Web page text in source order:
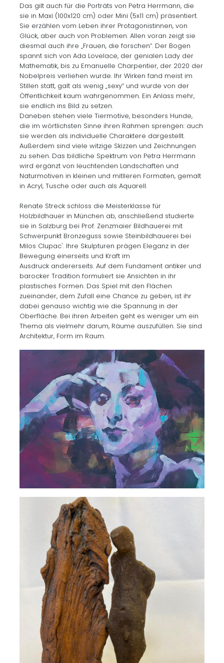
Das gilt auch für die Porträts von Petra Herrmann, die
sie in Maxi (100x120 cm) oder Mini (5x11 cm) präsentiert.
Sie erzählen vom Leben ihrer Protagonistinnen, von
Glück, aber auch von Problemen. Allen voran zeigt sie
diesmal auch ihre „Frauen, die forschen“. Der Bogen
spannt sich von Ada Lovelace, der genialen Lady der
Mathematik, bis zu Emanuelle Charpentier, der 2020 der
Nobelpreis verliehen wurde. Ihr Wirken fand meist im
Stillen statt, galt als wenig „sexy“ und wurde von der
Öffentlichkeit kaum wahrgenommen. Ein Anlass mehr,
sie endlich ins Bild zu setzen.
Daneben stehen viele Tiermotive, besonders Hunde,
die im wörtlichsten Sinne ihren Rahmen sprengen: auch
sie werden als individuelle Charaktere dargestellt.
Außerdem sind viele witzige Skizzen und Zeichnungen
zu sehen. Das bildliche Spektrum von Petra Herrmann
wird ergänzt von leuchtenden Landschaften und
Naturmotiven in kleinen und mitlleren Formaten, gemalt
in Acryl, Tusche oder auch als Aquarell.
Renate Streck schloss die Meisterklasse für
Holzbildhauer in München ab, anschließend studierte
sie in Salzburg bei Prof. Zenzmaier Bildhauerei mit
Schwerpunkt Bronzeguss sowie Steinbildhauerei bei
Milos Clupac'. Ihre Skulpturen prägen Eleganz in der
Bewegung einerseits und Kraft im
Ausdruck andererseits. Auf dem Fundament antiker und
barocker Tradition formuliert sie Ansichten in ihr
plastisches Formen. Das Spiel mit den Flächen
zueinander, dem Zufall eine Chance zu geben, ist ihr
dabei genauso wichtig wie die Spannung in der
Oberfläche. Bei ihren Arbeiten geht es weniger um ein
Thema als vielmehr darum, Räume auszufüllen. Sie sind
Architektur, Form im Raum.